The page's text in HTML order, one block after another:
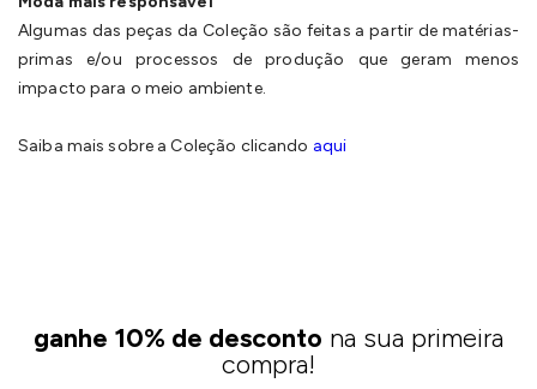
Algumas das peças da Coleção são feitas a partir de matérias-
primas e/ou processos de produção que geram menos
impacto para o meio ambiente.
Saiba mais sobre a Coleção clicando aqui
ganhe 10% de desconto na sua primeira
compra!